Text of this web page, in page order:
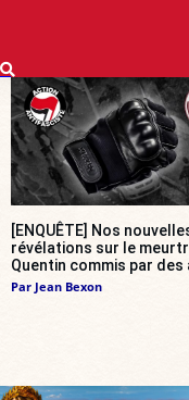
[ENQUÊTE] Nos
révélations sur le
Quentin commis par des
Par Jean Bexon